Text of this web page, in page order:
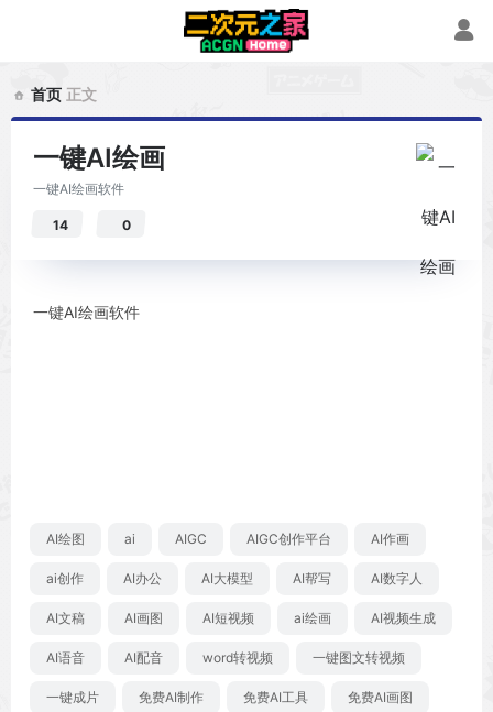
首页 正文
一键AI绘画
一键AI绘画软件
14 0
一键AI绘画软件
AI绘图 ai AIGC AIGC创作平台 AI作画
ai创作 AI办公 AI大模型 AI帮写 AI数字人
AI文稿 AI画图 AI短视频 ai绘画 AI视频生成
AI语音 AI配音 word转视频 一键图文转视频
一键成片 免费AI制作 免费AI工具 免费AI画图